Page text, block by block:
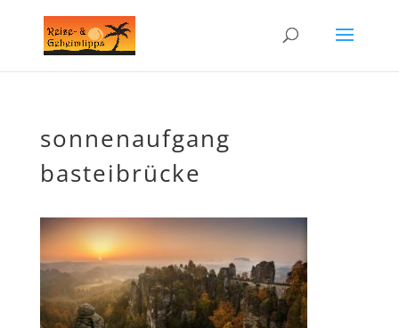
sonnenaufgang
basteibrücke